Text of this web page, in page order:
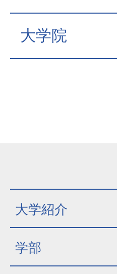
大学院
大学紹介
学部